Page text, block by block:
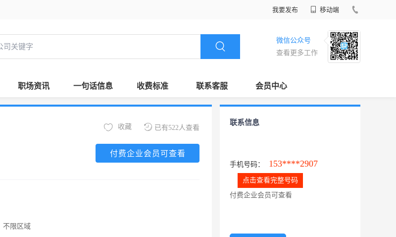
我要发布 移动端
微信公众号
查看更多工作
职场资讯 一句话信息 收费标准 联系客服 会员中心
已有522人查看
收藏
付费企业会员可查看
不限区域
联系信息
手机号码： 153****2907
点击查看完整号码
付费企业会员可查看